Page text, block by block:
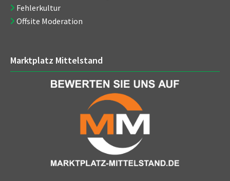
Fehlerkultur
Offsite Moderation
Marktplatz Mittelstand